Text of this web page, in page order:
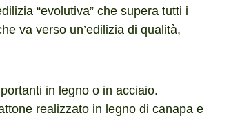
“evolutiva” che supera tutti i
va verso un’edilizia di qualità,
in legno o in acciaio.
realizzato in legno di canapa e